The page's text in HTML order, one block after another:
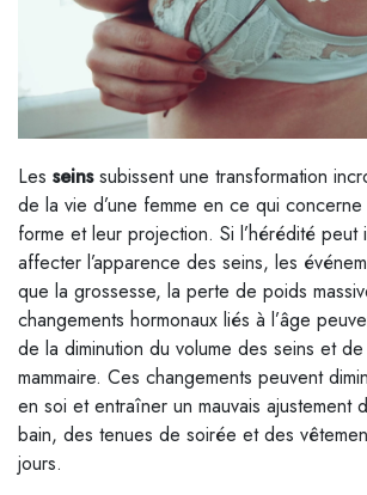
Les seinssubissent une transformation
de la vie d’une femme en ce qui
forme et leur projection. Si l’hérédité peut
affecter l’apparence des seins, les
que la grossesse, la perte de poids
changements hormonaux liés à l’âge
de la diminution du volume des seins et
mammaire. Ces changements peuvent
en soi et entraîner un mauvais ajustement
bain, des tenues de soirée et des
jours.